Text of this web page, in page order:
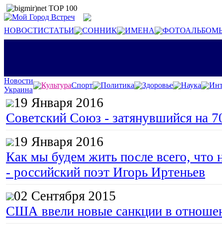
НОВОСТИСТАТЬИ СОННИК ИМЕНА
Новости
Украина
КультураСпорт Политика Здоровье Наука
19 Января 2016
Советский Союз - затянувшийся на
19 Января 2016
Как мы будем жить после всего, что
- российский поэт Игорь Иртеньев
02 Сентября 2015
США ввели новые санкции в